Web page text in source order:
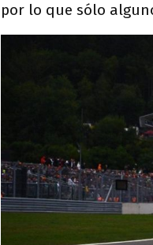
por lo que sólo